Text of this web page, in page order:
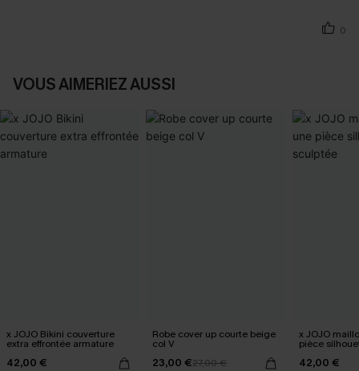
0
VOUS AIMERIEZ AUSSI
x JOJO Bikini couverture
extra effrontée armature
42,00 €
Robe cover up courte beige
col V
23,00 €27,00 €
x JOJO
pièce
42,00 €